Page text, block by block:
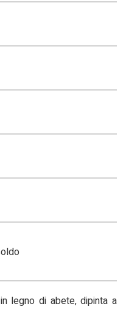
legno di abete, dipinta a